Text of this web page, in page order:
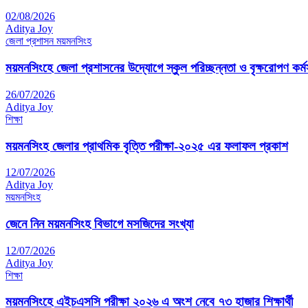
02/08/2026
Aditya Joy
জেলা প্রশাসন ময়মনসিংহ
ময়মনসিংহে জেলা প্রশাসনের উদ্যোগে স্কুল পরিচ্ছন্নতা ও বৃক্ষরোপণ
26/07/2026
Aditya Joy
শিক্ষা
ময়মনসিংহ জেলার প্রাথমিক বৃত্তি পরীক্ষা-২০২৫ এর ফলাফল প্রকাশ
12/07/2026
Aditya Joy
ময়মনসিংহ
জেনে নিন ময়মনসিংহ বিভাগে মসজিদের সংখ্যা
12/07/2026
Aditya Joy
শিক্ষা
ময়মনসিংহে এইচএসসি পরীক্ষা ২০২৬ এ অংশ নেবে ৭৩ হাজার শিক্ষার্থী